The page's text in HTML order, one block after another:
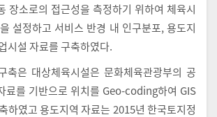
장소로의 접근성을 측정하기 위하여 체육시
설정하고 서비스 반경 내 인구분포, 용도지
시설 자료를 구축하였다.
축은 대상체육시설은 문화체육관광부의 공
료를 기반으로 위치를 Geo-coding하여 GIS
하였고 용도지역 자료는 2015년 한국토지정